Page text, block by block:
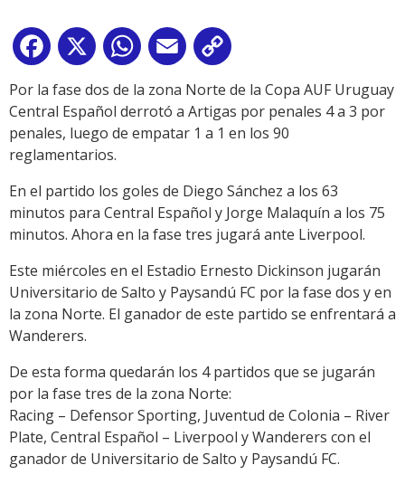
Facebook
X WhatsApp
Email
Link
Por la fase dos de la zona Norte de la Copa AUF Uruguay
Central Español derrotó a Artigas por penales 4 a 3 por
penales, luego de empatar 1 a 1 en los 90
reglamentarios.
En el partido los goles de Diego Sánchez a los 63
minutos para Central Español y Jorge Malaquín a los 75
minutos. Ahora en la fase tres jugará ante Liverpool.
Este miércoles en el Estadio Ernesto Dickinson jugarán
Universitario de Salto y Paysandú FC por la fase dos y en
la zona Norte. El ganador de este partido se enfrentará a
Wanderers.
De esta forma quedarán los 4 partidos que se jugarán
por la fase tres de la zona Norte:
Racing – Defensor Sporting, Juventud de Colonia – River
Plate, Central Español – Liverpool y Wanderers con el
ganador de Universitario de Salto y Paysandú FC.